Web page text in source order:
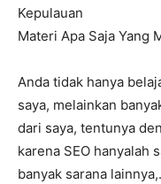
Kepulauan
Materi Apa Saja Yang
Anda tidak hanya
saya, melainkan
dari saya, tentunya
karena SEO hanyalah
banyak sarana lainnya,.